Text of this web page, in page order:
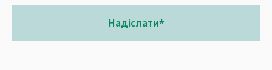
Надіслати*